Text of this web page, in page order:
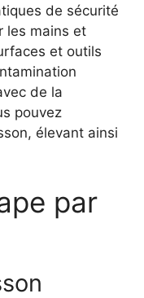
de sécurité
les mains et
et outils
de la
pouvez
élevant ainsi
par